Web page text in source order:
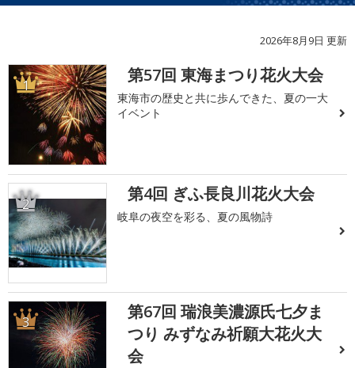
2026年8月9日 更新
1 第57回 東海まつり花火大会
東海市の歴史と共に歩んできた、夏の一大
イベント
2 第4回 ぎふ長良川花火大会
岐阜の夜空を彩る、夏の風物詩
3
第67回 瑞浪美濃源氏七夕ま
つり みずなみ祈願大花火大
会